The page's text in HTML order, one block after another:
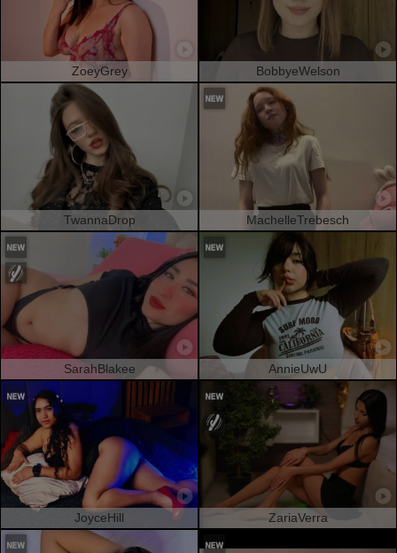
ZoeyGrey BobbyeWelson
TwannaDrop MachelleTrebesch
SarahBlakee AnnieUwU
JoyceHill ZariaVerra